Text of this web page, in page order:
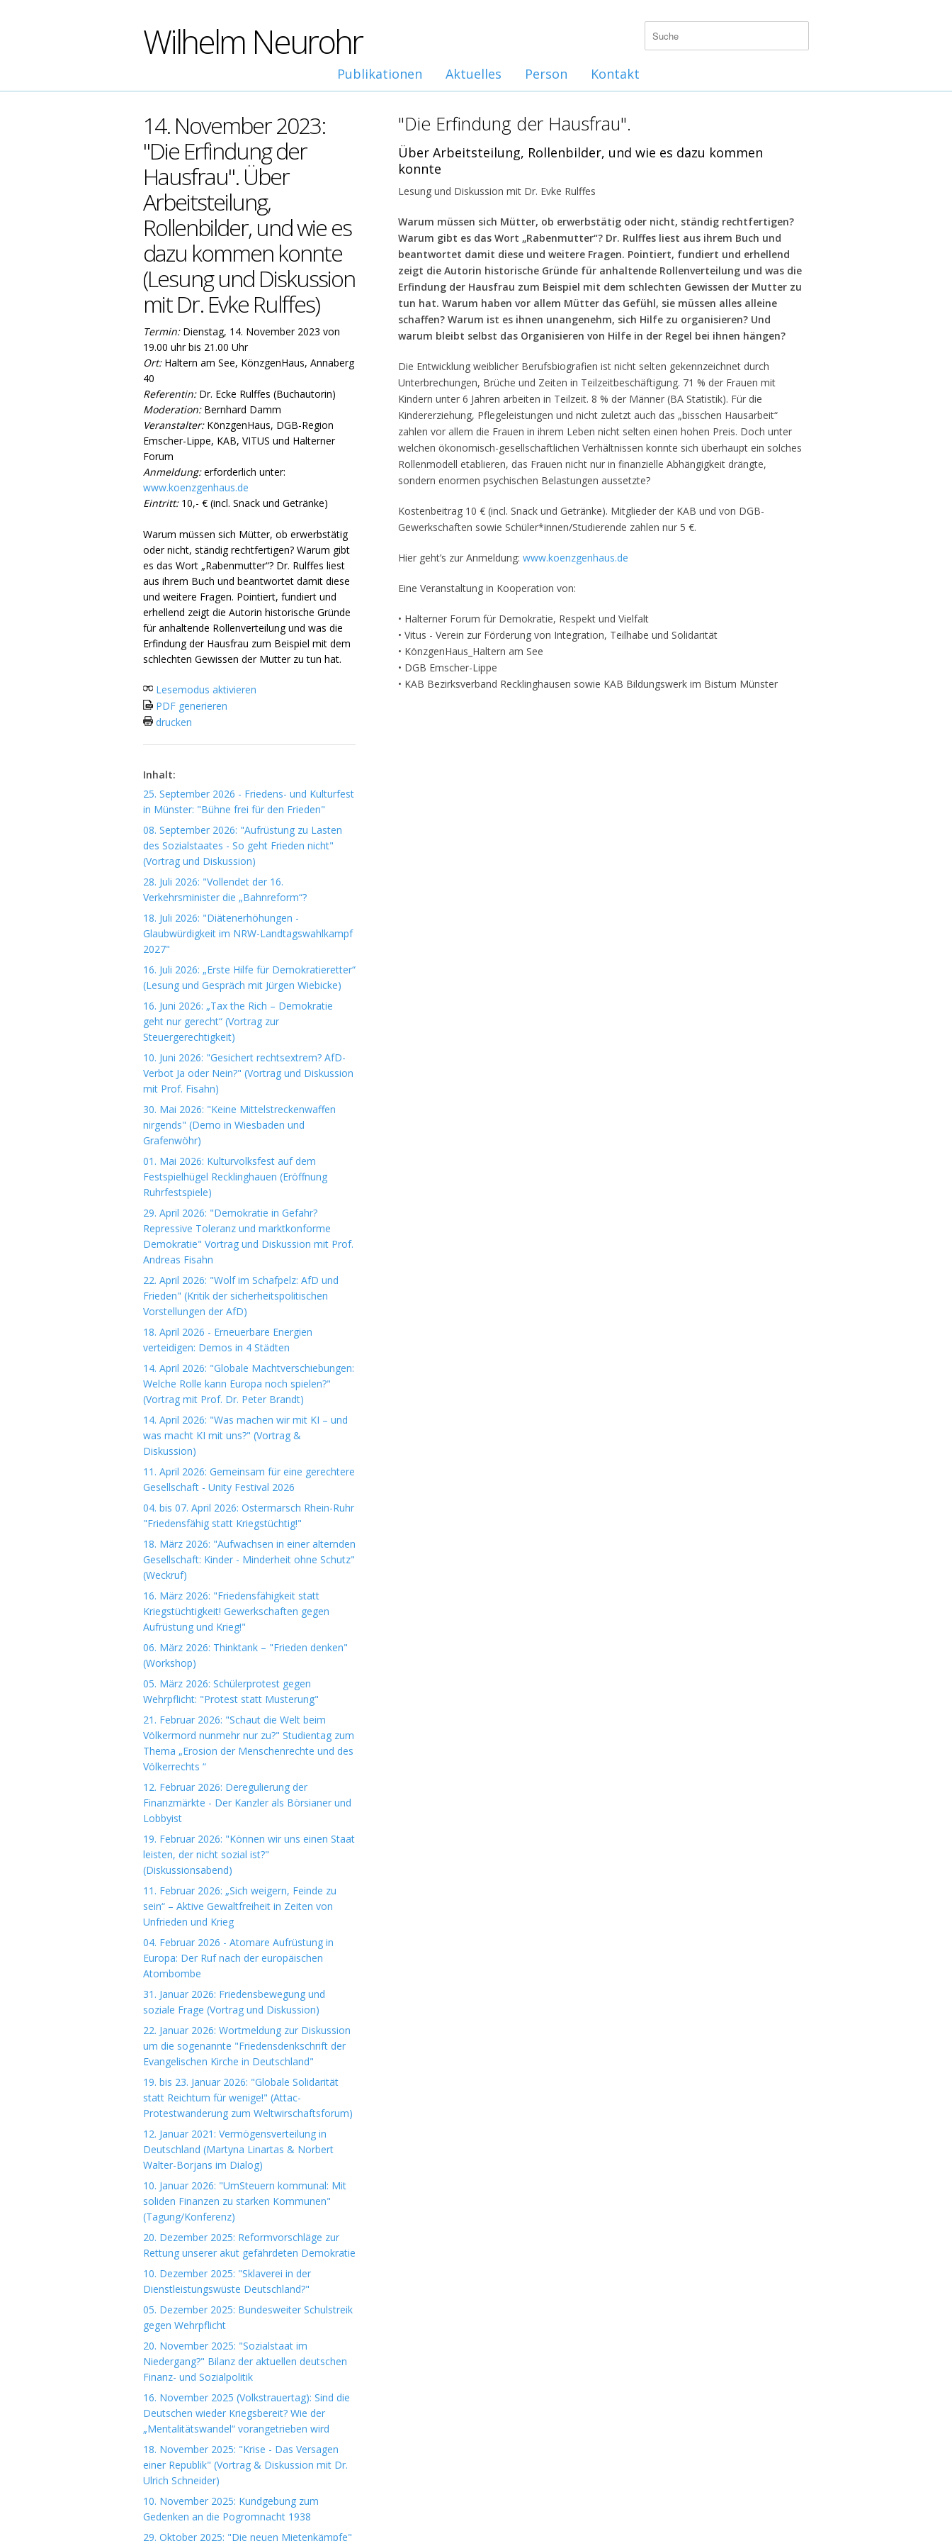
Wilhelm Neurohr
Publikationen Aktuelles Person Kontakt
14. November 2023:
"Die Erfindung der
Hausfrau". Über
Arbeitsteilung,
Rollenbilder, und wie es
dazu kommen konnte
(Lesung und Diskussion
mit Dr. Evke Rulffes)
Termin:Dienstag, 14. November 2023 von
19.00 uhr bis 21.00 Uhr
Ort:Haltern am See, KönzgenHaus, Annaberg
40
Referentin:Dr. Ecke Rulffes (Buchautorin)
Moderation:Bernhard Damm
Veranstalter: KönzgenHaus, DGB-Region
Emscher-Lippe, KAB, VITUS und Halterner
Forum
Anmeldung:erforderlich unter:
www.koenzgenhaus.de
Eintritt: 10,- € (incl. Snack und Getränke)
Warum müssen sich Mütter, ob erwerbstätig
oder nicht, ständig rechtfertigen? Warum gibt
es das Wort „Rabenmutter“? Dr. Rulffes liest
aus ihrem Buch und beantwortet damit diese
und weitere Fragen. Pointiert, fundiert und
erhellend zeigt die Autorin historische Gründe
für anhaltende Rollenverteilung und was die
Erfindung der Hausfrau zum Beispiel mit dem
schlechten Gewissen der Mutter zu tun hat.
Lesemodus aktivieren
PDF generieren
drucken
Inhalt:
25. September 2026 - Friedens- und Kulturfest
in Münster: "Bühne frei für den Frieden"
08. September 2026: "Aufrüstung zu Lasten
des Sozialstaates - So geht Frieden nicht"
(Vortrag und Diskussion)
28. Juli 2026: "Vollendet der 16.
Verkehrsminister die „Bahnreform“?
18. Juli 2026: "Diätenerhöhungen -
Glaubwürdigkeit im NRW-Landtagswahlkampf
2027"
16. Juli 2026: „Erste Hilfe für Demokratieretter“
(Lesung und Gespräch mit Jürgen Wiebicke)
16. Juni 2026: „Tax the Rich – Demokratie
geht nur gerecht“ (Vortrag zur
Steuergerechtigkeit)
10. Juni 2026: "Gesichert rechtsextrem? AfD-
Verbot Ja oder Nein?" (Vortrag und Diskussion
mit Prof. Fisahn)
30. Mai 2026: "Keine Mittelstreckenwaffen
nirgends" (Demo in Wiesbaden und
Grafenwöhr)
01. Mai 2026: Kulturvolksfest auf dem
Festspielhügel Recklinghauen (Eröffnung
Ruhrfestspiele)
29. April 2026: "Demokratie in Gefahr?
Repressive Toleranz und marktkonforme
Demokratie" Vortrag und Diskussion mit Prof.
Andreas Fisahn
22. April 2026: "Wolf im Schafpelz: AfD und
Frieden" (Kritik der sicherheitspolitischen
Vorstellungen der AfD)
18. April 2026 - Erneuerbare Energien
verteidigen: Demos in 4 Städten
14. April 2026: "Globale Machtverschiebungen:
Welche Rolle kann Europa noch spielen?"
(Vortrag mit Prof. Dr. Peter Brandt)
14. April 2026: "Was machen wir mit KI – und
was macht KI mit uns?" (Vortrag &
Diskussion)
11. April 2026: Gemeinsam für eine gerechtere
Gesellschaft - Unity Festival 2026
04. bis 07. April 2026: Ostermarsch Rhein-Ruhr
"Friedensfähig statt Kriegstüchtig!"
18. März 2026: "Aufwachsen in einer alternden
Gesellschaft: Kinder - Minderheit ohne Schutz"
(Weckruf)
16. März 2026: "Friedensfähigkeit statt
Kriegstüchtigkeit! Gewerkschaften gegen
Aufrüstung und Krieg!"
06. März 2026: Thinktank – "Frieden denken"
(Workshop)
05. März 2026: Schülerprotest gegen
Wehrpflicht: "Protest statt Musterung"
21. Februar 2026: "Schaut die Welt beim
Völkermord nunmehr nur zu?" Studientag zum
Thema „Erosion der Menschenrechte und des
Völkerrechts “
12. Februar 2026: Deregulierung der
Finanzmärkte - Der Kanzler als Börsianer und
Lobbyist
19. Februar 2026: "Können wir uns einen Staat
leisten, der nicht sozial ist?"
(Diskussionsabend)
11. Februar 2026: „Sich weigern, Feinde zu
sein“ – Aktive Gewaltfreiheit in Zeiten von
Unfrieden und Krieg
04. Februar 2026 - Atomare Aufrüstung in
Europa: Der Ruf nach der europäischen
Atombombe
31. Januar 2026: Friedensbewegung und
soziale Frage (Vortrag und Diskussion)
22. Januar 2026: Wortmeldung zur Diskussion
um die sogenannte "Friedensdenkschrift der
Evangelischen Kirche in Deutschland"
19. bis 23. Januar 2026: "Globale Solidarität
statt Reichtum für wenige!" (Attac-
Protestwanderung zum Weltwirschaftsforum)
12. Januar 2021: Vermögensverteilung in
Deutschland (Martyna Linartas & Norbert
Walter-Borjans im Dialog)
10. Januar 2026: "UmSteuern kommunal: Mit
soliden Finanzen zu starken Kommunen"
(Tagung/Konferenz)
20. Dezember 2025: Reformvorschläge zur
Rettung unserer akut gefährdeten Demokratie
10. Dezember 2025: "Sklaverei in der
Dienstleistungswüste Deutschland?"
05. Dezember 2025: Bundesweiter Schulstreik
gegen Wehrpflicht
20. November 2025: "Sozialstaat im
Niedergang?" Bilanz der aktuellen deutschen
Finanz- und Sozialpolitik
16. November 2025 (Volkstrauertag): Sind die
Deutschen wieder Kriegsbereit? Wie der
„Mentalitätswandel“ vorangetrieben wird
18. November 2025: "Krise - Das Versagen
einer Republik" (Vortrag & Diskussion mit Dr.
Ulrich Schneider)
10. November 2025: Kundgebung zum
Gedenken an die Pogromnacht 1938
29. Oktober 2025: "Die neuen Mietenkämpfe"
"Die Erfindung der Hausfrau".
Über Arbeitsteilung, Rollenbilder, und wie es dazu kommen
konnte
Lesung und Diskussion mit Dr. Evke Rulffes
Warum müssen sich Mütter, ob erwerbstätig oder nicht, ständig rechtfertigen?
Warum gibt es das Wort „Rabenmutter“? Dr. Rulffes liest aus ihrem Buch und
beantwortet damit diese und weitere Fragen. Pointiert, fundiert und erhellend
zeigt die Autorin historische Gründe für anhaltende Rollenverteilung und was die
Erfindung der Hausfrau zum Beispiel mit dem schlechten Gewissen der Mutter zu
tun hat. Warum haben vor allem Mütter das Gefühl, sie müssen alles alleine
schaffen? Warum ist es ihnen unangenehm, sich Hilfe zu organisieren? Und
warum bleibt selbst das Organisieren von Hilfe in der Regel bei ihnen hängen?
Die Entwicklung weiblicher Berufsbiografien ist nicht selten gekennzeichnet durch
Unterbrechungen, Brüche und Zeiten in Teilzeitbeschäftigung. 71 % der Frauen mit
Kindern unter 6 Jahren arbeiten in Teilzeit. 8 % der Männer (BA Statistik). Für die
Kindererziehung, Pflegeleistungen und nicht zuletzt auch das „bisschen Hausarbeit“
zahlen vor allem die Frauen in ihrem Leben nicht selten einen hohen Preis. Doch unter
welchen ökonomisch-gesellschaftlichen Verhältnissen konnte sich überhaupt ein solches
Rollenmodell etablieren, das Frauen nicht nur in finanzielle Abhängigkeit drängte,
sondern enormen psychischen Belastungen aussetzte?
Kostenbeitrag 10 € (incl. Snack und Getränke). Mitglieder der KAB und von DGB-
Gewerkschaften sowie Schüler*innen/Studierende zahlen nur 5 €.
Hier geht’s zur Anmeldung: www.koenzgenhaus.de
Eine Veranstaltung in Kooperation von:
• Halterner Forum für Demokratie, Respekt und Vielfalt
• Vitus - Verein zur Förderung von Integration, Teilhabe und Solidarität
• KönzgenHaus_Haltern am See
• DGB Emscher-Lippe
• KAB Bezirksverband Recklinghausen sowie KAB Bildungswerk im Bistum Münster